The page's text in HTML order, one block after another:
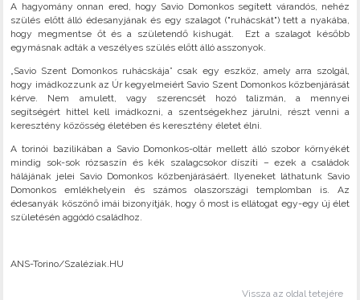
A hagyomány onnan ered, hogy Savio Domonkos segített várandós, nehéz
szülés előtt álló édesanyjának és egy szalagot ("ruhácskát") tett a nyakába,
hogy megmentse őt és a születendő kishugát. Ezt a szalagot később
egymásnak adták a veszélyes szülés előtt álló asszonyok.
„Savio Szent Domonkos ruhácskája” csak egy eszköz, amely arra szolgál,
hogy imádkozzunk az Úr kegyelmeiért Savio Szent Domonkos közbenjárását
kérve. Nem amulett, vagy szerencsét hozó talizmán, a mennyei
segítségért hittel kell imádkozni, a szentségekhez járulni, részt venni a
keresztény közösség életében és keresztény életet élni.
A torinói bazilikában a Savio Domonkos-oltár mellett álló szobor környékét
mindig sok-sok rózsaszín és kék szalagcsokor díszíti – ezek a családok
hálájának jelei Savio Domonkos közbenjárásáért. Ilyeneket láthatunk Savio
Domonkos emlékhelyein és számos olaszországi templomban is. Az
édesanyák köszönő imái bizonyítják, hogy ő most is ellátogat egy-egy új élet
születésén aggódó családhoz.
ANS-Torino/Szaléziak.HU
Vissza az oldal tetejére